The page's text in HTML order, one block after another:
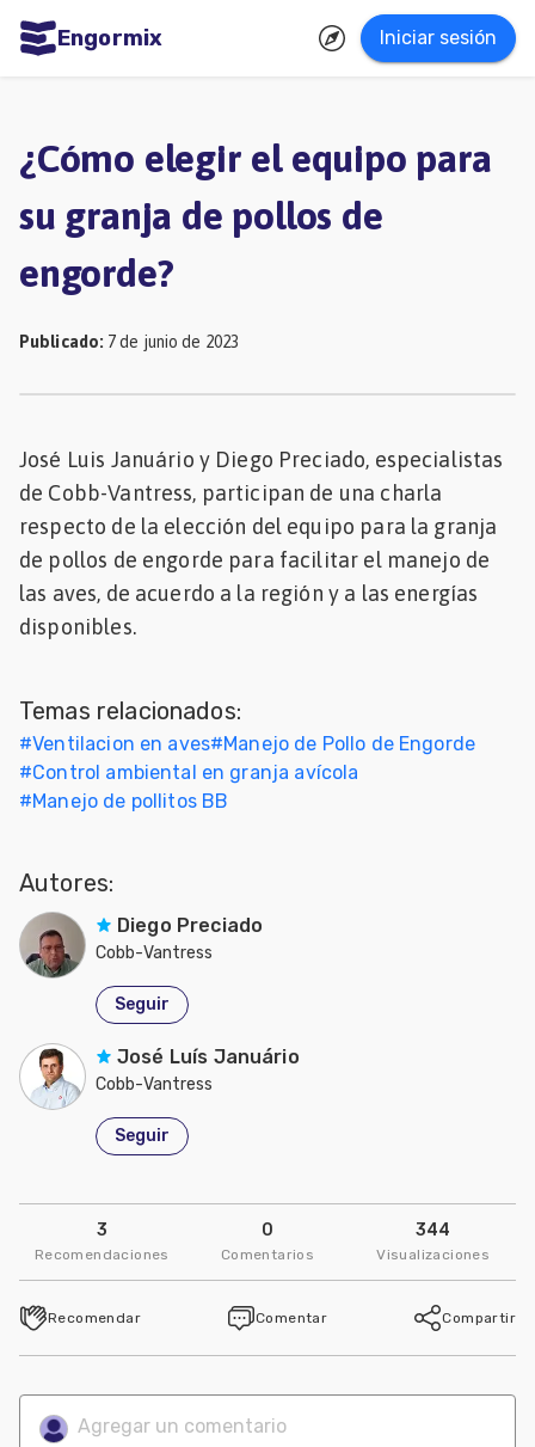
Engormix Iniciar sesión
Agricultura
Balanceados
Avicultura
Ganadería
Micotoxinas
Porcicultura
Mascotas
¿Cómo elegir el equipo para
su granja de pollos de
engorde?
Publicado: 7 de junio de 2023
José Luis Januário y Diego Preciado, especialistas
de Cobb-Vantress, participan de una charla
respecto de la elección del equipo para la granja
de pollos de engorde para facilitar el manejo de
las aves, de acuerdo a la región y a las energías
disponibles.
Temas relacionados:
#Ventilacion en aves#Manejo de Pollo de Engorde
#Control ambiental en granja avícola
#Manejo de pollitos BB
Autores:
Diego Preciado
Cobb-Vantress
Seguir
José Luís Januário
Cobb-Vantress
Seguir
3
Recomendaciones
0
Comentarios
344
Visualizaciones
Recomendar Comentar Compartir